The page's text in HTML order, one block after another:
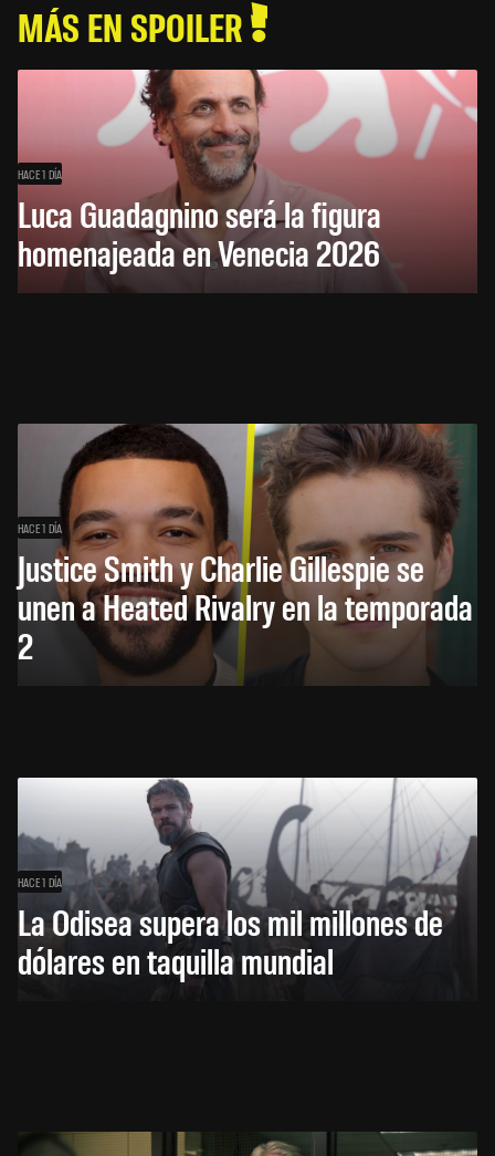
MÁS EN SPOILER
HACE 1 DÍA
Luca Guadagnino será la figura
homenajeada en Venecia 2026
HACE 1 DÍA
Justice Smith y Charlie Gillespie se
unen a Heated Rivalry en la temporada
2
HACE 1 DÍA
La Odisea supera los mil millones de
dólares en taquilla mundial